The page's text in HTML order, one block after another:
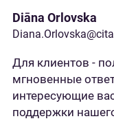
Diāna Orlovska
Для клиентов -
мгновенные
интересующие
поддержки